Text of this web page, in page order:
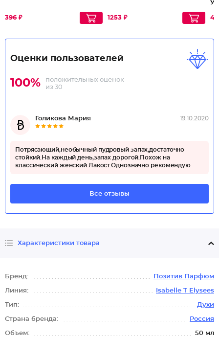
396 ₽ 1253 ₽
Оценки пользователей
100%
положительных оценок
из 30
Голикова Мария 19.10.2020
Потрясающий,необычный пудровый запах,достаточно
стойкий.На каждый день,запах дорогой.Похож на
классический женский Лакост.Однозначно рекомендую
Все отзывы
Характеристики товара
Бренд: Позитив Парфюм
Линия: Isabelle T Elysees
Тип: Духи
Страна бренда: Россия
Объем: 50 мл